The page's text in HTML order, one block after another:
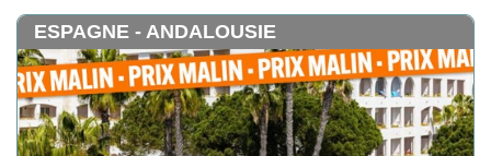
ESPAGNE - ANDALOUSIE